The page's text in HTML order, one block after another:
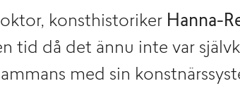
konsthistoriker Hanna-
tid då det ännu inte var
med sin